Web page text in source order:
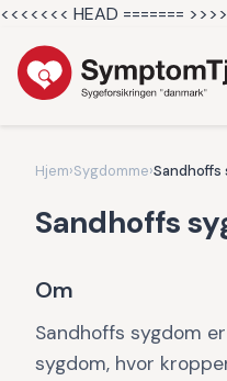
<<<<<<< HEAD =======
Hjem›Sygdomme›Sandhoffs
Sandhoffs
Om
Sandhoffs sygdom
sygdom, hvor